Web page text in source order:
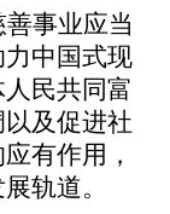
事业应当
中国式现
民共同富
及促进社
有作用，
轨道。